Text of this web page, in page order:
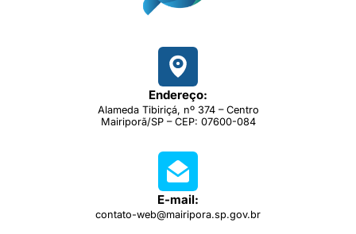
Endereço:
Alameda Tibiriçá, nº 374 – Centro
Mairiporã/SP – CEP: 07600-084
E-mail:
contato-web@mairipora.sp.gov.br